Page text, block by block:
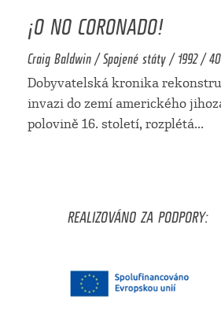
¡O NO CORONADO!
Craig Baldwin / Spojené státy / 1992 /
Dobyvatelská kronika
invazi do zemí amerického
polovině 16. století, rozplétá...
REALIZOVÁNO ZA PODPORY: